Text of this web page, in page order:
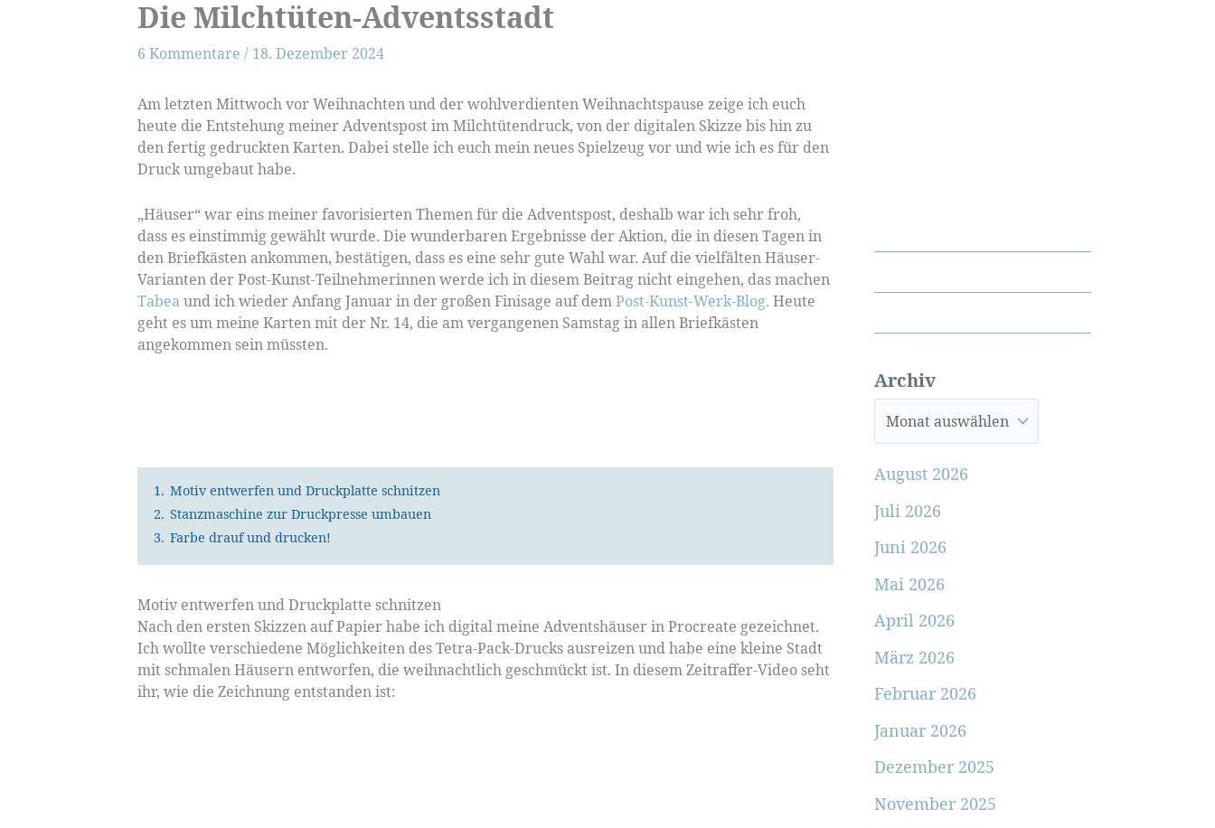
Die Milchtüten-Adventsstadt
6 Kommentare / 18. Dezember 2024
Am letzten Mittwoch vor Weihnachten und der wohlverdienten Weihnachtspause zeige ich euch
heute die Entstehung meiner Adventspost im Milchtütendruck, von der digitalen Skizze bis hin zu
den fertig gedruckten Karten. Dabei stelle ich euch mein neues Spielzeug vor und wie ich es für den
Druck umgebaut habe.
„Häuser“ war eins meiner favorisierten Themen für die Adventspost, deshalb war ich sehr froh,
dass es einstimmig gewählt wurde. Die wunderbaren Ergebnisse der Aktion, die in diesen Tagen in
den Briefkästen ankommen, bestätigen, dass es eine sehr gute Wahl war. Auf die vielfälten Häuser-
Varianten der Post-Kunst-Teilnehmerinnen werde ich in diesem Beitrag nicht eingehen, das machen
Tabeaund ich wieder Anfang Januar in der großen Finisage auf demPost-Kunst-Werk-Blog. Heute
geht es um meine Karten mit der Nr. 14, die am vergangenen Samstag in allen Briefkästen
angekommen sein müssten.
1. Motiv entwerfen und Druckplatte schnitzen
2. Stanzmaschine zur Druckpresse umbauen
3. Farbe drauf und drucken!
Motiv entwerfen und Druckplatte schnitzen
Nach den ersten Skizzen auf Papier habe ich digital meine Adventshäuser in Procreate gezeichnet.
Ich wollte verschiedene Möglichkeiten des Tetra-Pack-Drucks ausreizen und habe eine kleine Stadt
mit schmalen Häusern entworfen, die weihnachtlich geschmückt ist. In diesem Zeitraffer-Video seht
ihr, wie die Zeichnung entstanden ist:
Archiv
August 2026
Juli 2026
Juni 2026
Mai 2026
April 2026
März 2026
Februar 2026
Januar 2026
Dezember 2025
November 2025